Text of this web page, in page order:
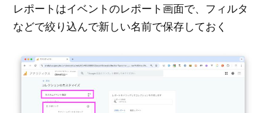
レポートはイベントのレポート画面で、フィルタ
などで絞り込んで新しい名前で保存しておく